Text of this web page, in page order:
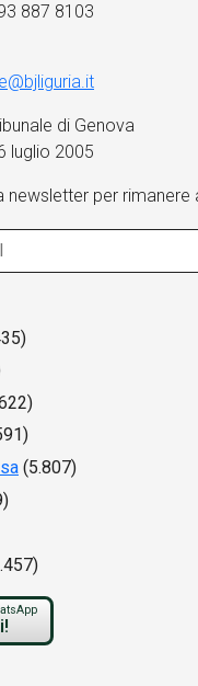
887 8103
di Genova
luglio 2005
newsletter per rimanere
(5.807)